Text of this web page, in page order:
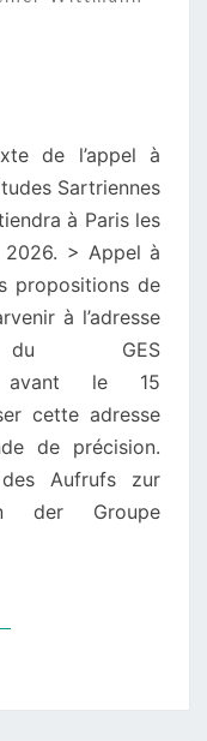
de l’appel à
Sartriennes
à Paris les
> Appel à
propositions de
à l’adresse
GES
avant le 15
cette adresse
de précision.
Aufrufs zur
der Groupe